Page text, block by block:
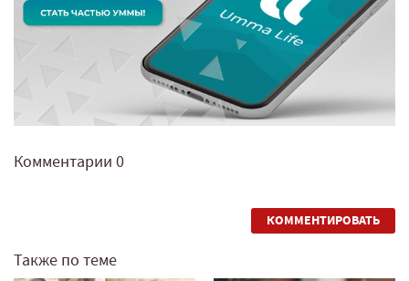
Комментарии 0
КОММЕНТИРОВАТЬ
Также по теме